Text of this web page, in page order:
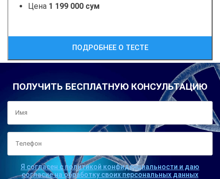
Цена 1 199 000 сум
ПОДРОБНЕЕ О ТЕСТЕ
ПОЛУЧИТЬ БЕСПЛАТНУЮ КОНСУЛЬТАЦИЮ
Я согласен с политикой конфиденциальности и даю
согласие на обработку своих персональных данных